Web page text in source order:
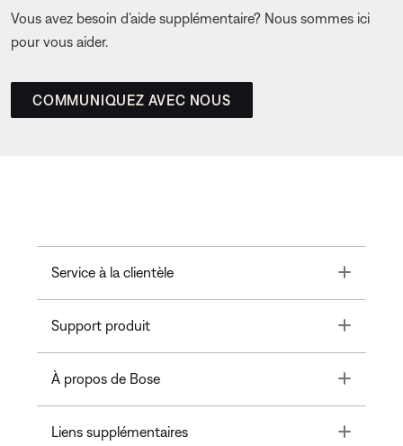
Vous avez besoin d’aide supplémentaire? Nous sommes ici
pour vous aider.
COMMUNIQUEZ AVEC NOUS
Service à la clientèle Toggle
Support produit Toggle
À propos de Bose Toggle
Liens supplémentaires Toggle